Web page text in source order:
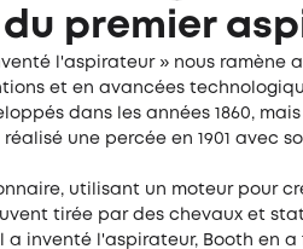
premier
l'aspirateur » nous ramène
et en avancées
dans les années 1860,
une percée en 1901 avec
utilisant un moteur pour
tirée par des chevaux et
a inventé l'aspirateur, Booth en